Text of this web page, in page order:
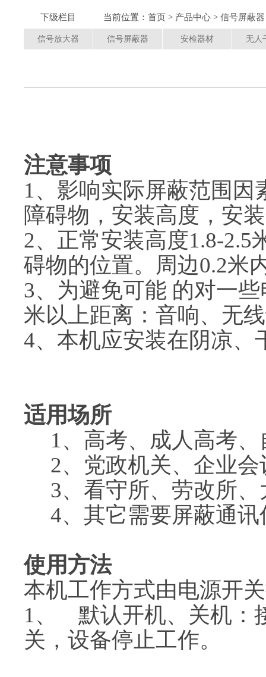
下级栏目 当前位置： 首页 > 产品中心 > 信号屏蔽器
信号放大器 信号屏蔽器 安检器材 无人
注意事项
1、影响实际屏蔽范围
障碍物，安装高度，安
2、正常安装高度1.8-
碍物的位置。周边0.2米
3、为避免可能 的对一
米以上距离：音响、无
4、本机应安装在阴凉、
适用场所
1、高考、成人高考、
2、党政机关、企业会
3、看守所、劳改所、
4、其它需要屏蔽通讯
使用方法
本机工作方式由电源开
1、 默认开机、关机：
关，设备停止工作。